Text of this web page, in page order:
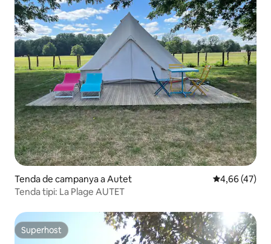
Tenda de campanya a Autet 4,66 de
4,66 (47)
Tenda tipi: La Plage AUTET
Superhost
Superhost